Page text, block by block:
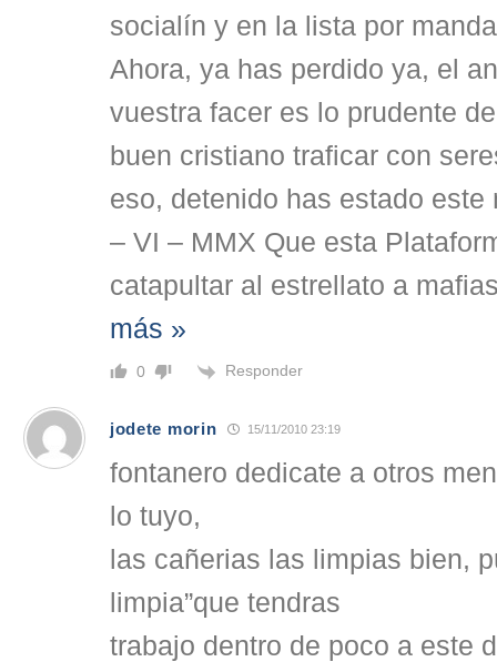
socialín y en la lista por
Ahora, ya has perdido ya, el
vuestra facer es lo prudente
buen cristiano traficar con
eso, detenido has estado este
– VI – MMX Que esta
catapultar al estrellato a
más »
0 Responder
jodete morin 15/11/2010 23:19
fontanero dedicate a otros
lo tuyo,
las cañerias las limpias bien,
limpia”que tendras
trabajo dentro de poco a este